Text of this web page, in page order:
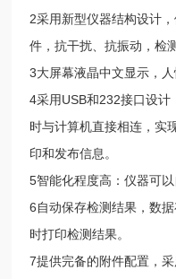
2采用新型仪器结构设计
件，抗干扰、抗振动，检
3大屏幕液晶中文显示，
4采用USB和232接口设
时与计算机直接相连，实
印和发布信息。
5智能化程度高：仪器可以
6自动保存检测结果，数
时打印检测结果。
7提供完备的附件配置，